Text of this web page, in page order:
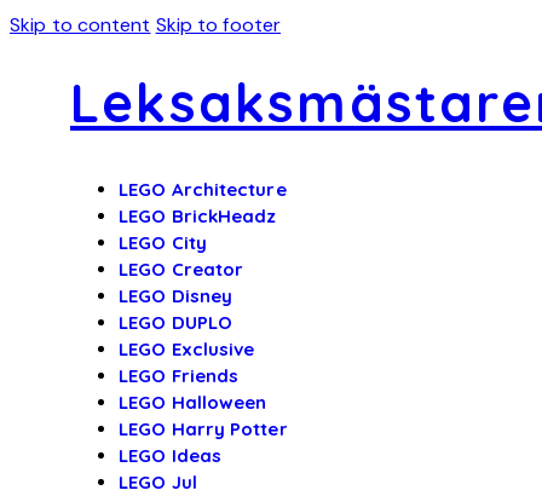
Skip to content Skip to footer
LEGO Architecture
LEGO BrickHeadz
LEGO City
LEGO Creator
LEGO Disney
LEGO DUPLO
LEGO Exclusive
LEGO Friends
LEGO Halloween
LEGO Harry Potter
LEGO Ideas
LEGO Jul